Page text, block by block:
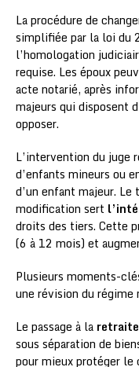
La procédure de
simplifiée par la loi du
l’homologation
requise. Les époux
acte notarié, après
majeurs qui disposent
opposer.
L’intervention du juge
d’enfants mineurs ou
d’un enfant majeur.
modification sert
droits des tiers. Cette
(6 à 12 mois) et
Plusieurs moments-
une révision du
Le passage à la retraite
sous séparation de
pour mieux protéger